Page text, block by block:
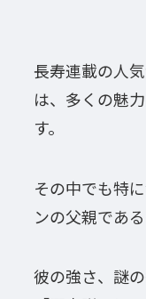
長寿連載の人
は、多くの魅
す。
その中でも特
ンの父親であ
彼の強さ、謎